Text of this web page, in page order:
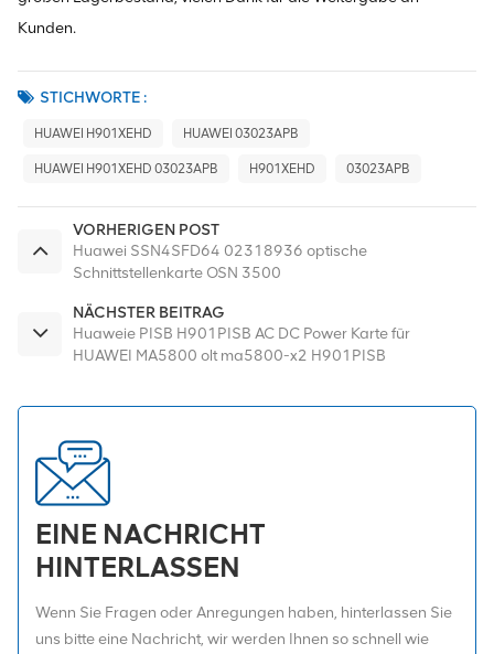
Kunden.
STICHWORTE :
HUAWEI H901XEHD HUAWEI 03023APB
HUAWEI H901XEHD 03023APB H901XEHD 03023APB
VORHERIGEN POST
Huawei SSN4SFD64 02318936 optische
Schnittstellenkarte OSN 3500
NÄCHSTER BEITRAG
Huaweie PISB H901PISB AC DC Power Karte für
HUAWEI MA5800 olt ma5800-x2 H901PISB
EINE NACHRICHT
HINTERLASSEN
Wenn Sie Fragen oder Anregungen haben, hinterlassen Sie
uns bitte eine Nachricht, wir werden Ihnen so schnell wie